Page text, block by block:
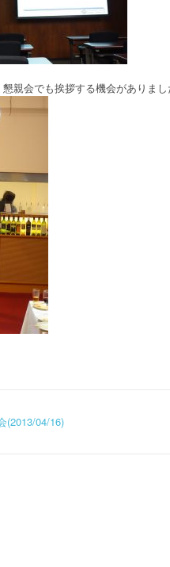
親会でも挨拶する機会がありまし
(2013/04/16)